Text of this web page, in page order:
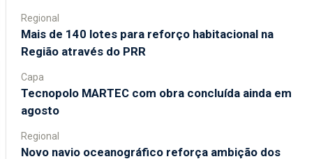
Regional
Mais de 140 lotes para reforço habitacional na
Região através do PRR
Capa
Tecnopolo MARTEC com obra concluída ainda em
agosto
Regional
Novo navio oceanográfico reforça ambição dos